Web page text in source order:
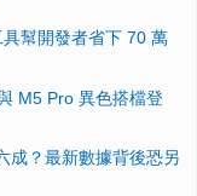
幫開發者省下 70 萬
M5 Pro 異色搭檔登
成？最新數據背後恐另